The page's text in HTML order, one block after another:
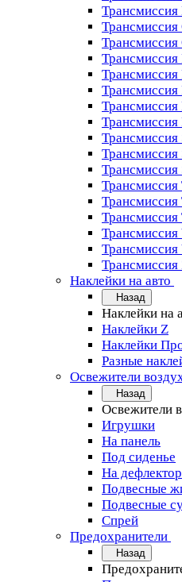
Трансмиссия
Трансмиссия
Трансмиссия
Трансмиссия
Трансмиссия
Трансмиссия
Трансмиссия
Трансмиссия
Наклейки на авто
Назад
Наклейки на
Наклейки Z
Наклейки
Разные
Освежители
Назад
Освежители
Игрушки
На панель
Под сиденье
На дефлектор
Подвесные
Подвесные
Спрей
Предохранители
Назад